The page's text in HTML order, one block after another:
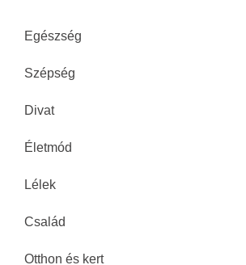
Egészség
Szépség
Divat
Életmód
Lélek
Család
Otthon és kert